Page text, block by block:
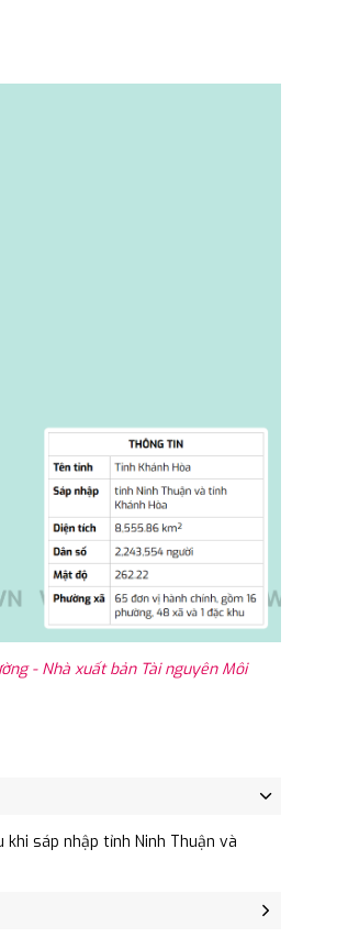
- Nhà xuất bản Tài nguyên Môi
sáp nhập tỉnh Ninh Thuận và